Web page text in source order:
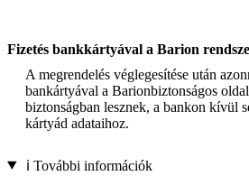
Fizetés bankkártyával a Barion
A megrendelés véglegesítése után
bankártyával a Barionbiztonságos
biztonságban lesznek, a bankon kívül
kártyád adataihoz.
ℹ️ További információk